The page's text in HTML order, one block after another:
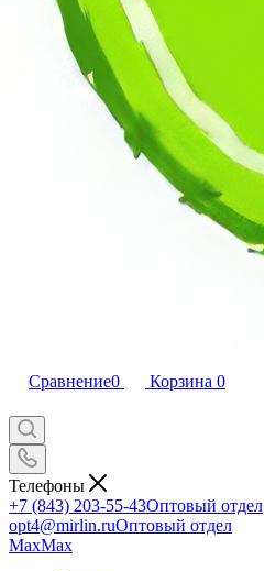
Сравнение0 Корзина 0
Телефоны
+7 (843) 203-55-43Оптовый отдел
opt4@mirlin.ruОптовый отдел
MaxMax